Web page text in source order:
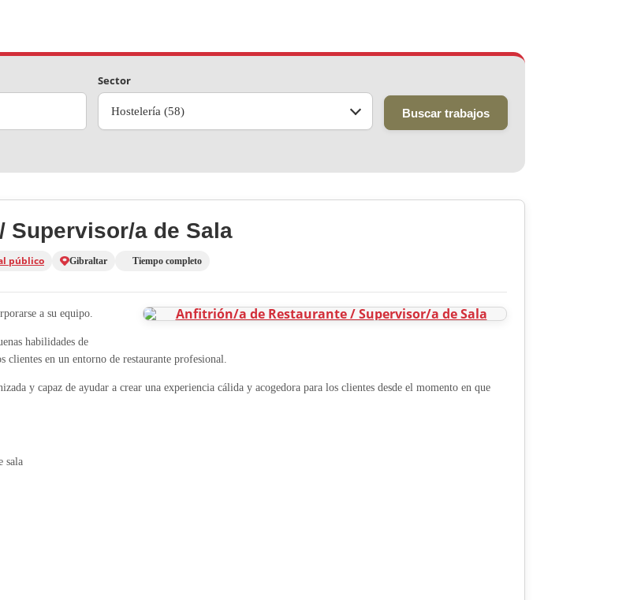
Sector
Hostelería (58) Buscar trabajos
Supervisor/a de Sala
público Gibraltar Tiempo completo
a su equipo.
habilidades de
en un entorno de restaurante profesional.
y capaz de ayudar a crear una experiencia cálida y acogedora para los clientes desde el momento en que
sala